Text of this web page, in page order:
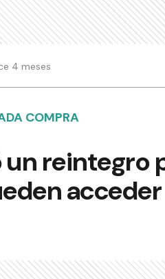
4 meses
COMPRA
reintegro